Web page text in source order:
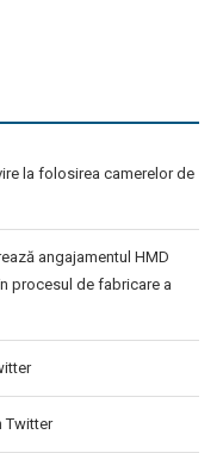
la folosirea camerelor de
angajamentul HMD
procesul de fabricare a
Twitter